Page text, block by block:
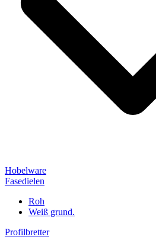
Hobelware
Fasedielen
Roh
Weiß grund.
Profilbretter